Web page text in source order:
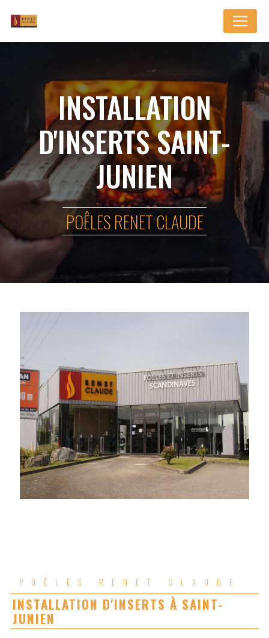
INSTALLATION
D'INSERTS SAINT-
JUNIEN
POÊLES RENET CLAUDE
POÊLES RENET CLAUDE
INSTALLATION D'INSERTS À SAINT-
JUNIEN